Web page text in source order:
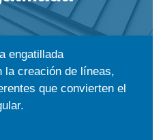
engatillada
la creación de líneas,
que convierten el